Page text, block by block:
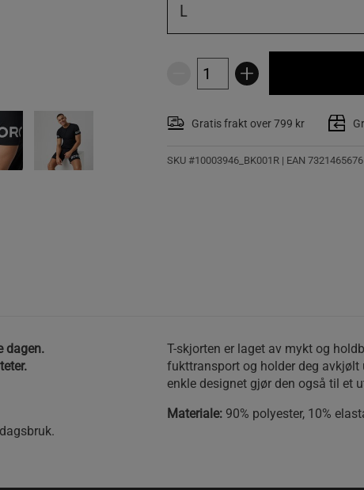
L
Gratis frakt over 799 kr
SKU #10003946_BK001R | EAN
dagen.
T-skjorten er laget av mykt og
fukttransport og holder deg avkjølt
enkle designet gjør den også til et
Materiale:90% polyester, 10%